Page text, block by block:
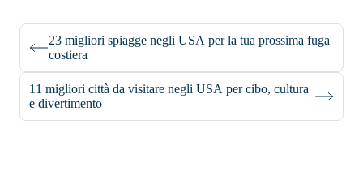
23 migliori spiagge negli USA per la tua prossima fuga
costiera
11 migliori città da visitare negli USA per cibo, cultura
e divertimento